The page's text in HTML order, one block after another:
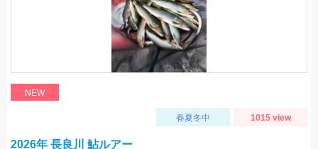
NEW
春夏冬中 1015 view
2026年 長良川 鮎ルアー